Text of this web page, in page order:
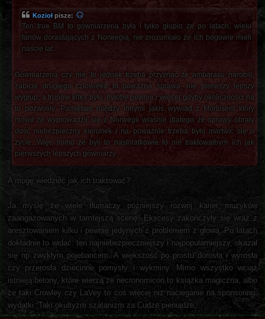
Kozioł pisze:
Ten true BM to gówniarzeria była i tylko głupio że po latach, wielu
fanów dorastających z Norwegią, nie zrozumiało że ich bogowie mieli
naście lat.
Gówniarzeria czy nie, to jednak trzeba przyznać że ambarasu narobili,
zabicie drugiego człowieka to poważna sprawa, nie pierwszy lepszy
wygłup, a trupów kilka było, byłoby pewnie i więcej gdyby okoliczności na
to pozwoliły. Pamiętam między innymi jakiś wywiad z Mortiisem który
mówił że wyprowadził się z Norwegii właśnie dlatego że sprawy obrały
dość niebezpieczny kierunek i na poważnie trzeba było martwić się o
życie. Więc mimo że byli to nastolatkowie to nie traktowałbym ich jak
pierwszych lepszych gówniarzy.
A mogę wiedzieć jak ich traktować?
Ja myślę że wiele tłumaczy późniejszy rozwój karier muzyków
zaangażowanych w tamtejszą scenę. Ekscesy zakończyły się wraz z
aresztowaniem kilku i pewnie jedynych z problemem z głową. Po latach
dokładnie to widać. ten najniebezpieczniejszy i najpopularniejszy, okazał
się np zwykłym pojebancem. A większość po prostu dorosła i wyrosła
czy przerosła dziecinne pomysły i wykminy. Mimo wszystko wciąż
istnieją betony, które wierzą że necronomicon to książka magiczna, albo
że taki Crowley czy LaVey to coś więcej niż nacieganie na sponsoring,
wydatki. Taki okultyzm szatanizm za Cudze pieniądze.